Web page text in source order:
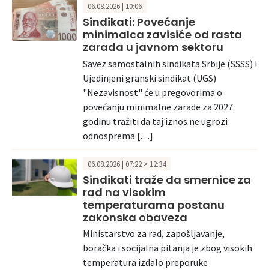
06.08.2026 | 10:06
Sindikati: Povećanje
minimalca zavisiće od rasta
zarada u javnom sektoru
Savez samostalnih sindikata Srbije (SSSS) i
Ujedinjeni granski sindikat (UGS)
"Nezavisnost" će u pregovorima o
povećanju minimalne zarade za 2027.
godinu tražiti da taj iznos ne ugrozi
odnosprema […]
06.08.2026 | 07:22 > 12:34
Sindikati traže da smernice za
rad na visokim
temperaturama postanu
zakonska obaveza
Ministarstvo za rad, zapošljavanje,
boračka i socijalna pitanja je zbog visokih
temperatura izdalo preporuke